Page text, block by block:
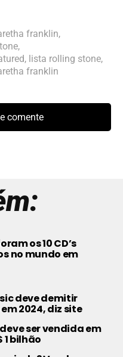
franklin,
,
, lista rolling stone,
franklin
comente
os 10 CD’s
no mundo em
deve demitir
2024, diz site
ser vendida em
1 bilhão